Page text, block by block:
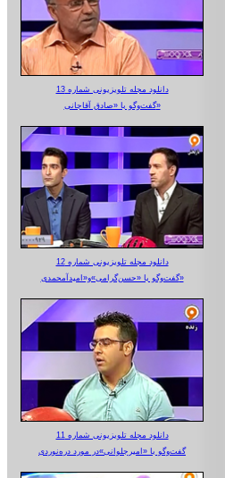
دانلود مجله تلویزیونی شماره 13
گفت‌وگو با «صادق آقاجانی»
دانلود مجله تلویزیونی شماره 12
گفت‌وگو با «حسن‌گرامی»و«امیدآمحمدی»
دانلود مجله تلویزیونی شماره 11
گفت‌وگو با «امیرجلوانی»در مورد دره‌نوردی